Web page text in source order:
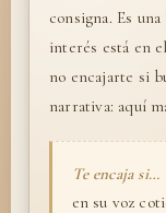
consigna. Es
interés está en
no encajarte si
narrativa: aquí
Te encaja si…
en su voz